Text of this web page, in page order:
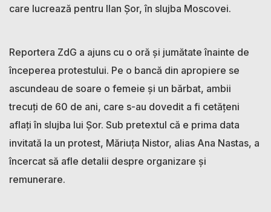
care lucrează pentru Ilan Șor, în slujba Moscovei.
Reportera ZdG a ajuns cu o oră și jumătate înainte de
începerea protestului. Pe o bancă din apropiere se
ascundeau de soare o femeie și un bărbat, ambii
trecuți de 60 de ani, care s-au dovedit a fi cetățeni
aflați în slujba lui Șor. Sub pretextul că e prima data
invitată la un protest, Măriuța Nistor, alias Ana Nastas, a
încercat să afle detalii despre organizare și
remunerare.